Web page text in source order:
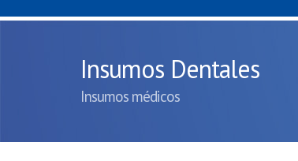
Insumos Dentales
Insumos médicos